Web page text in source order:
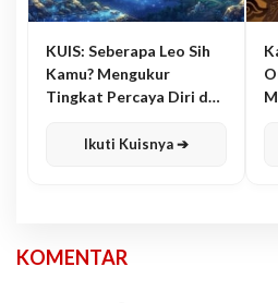
KUIS: Seberapa Leo Sih
Kamu? Mengukur
Tingkat Percaya Diri dan
Ikuti Kuisnya ➔
KOMENTAR